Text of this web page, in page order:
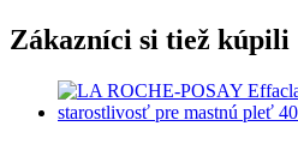
Zákazníci si tiež kúpili